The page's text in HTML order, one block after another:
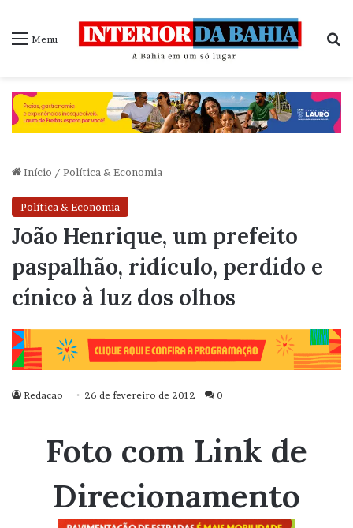
Menu
Início / Política & Economia
Política & Economia
João Henrique, um prefeito
paspalhão, ridículo, perdido e
cínico à luz dos olhos
Redacao 26 de fevereiro de 2012 0
Foto com Link de
Direcionamento